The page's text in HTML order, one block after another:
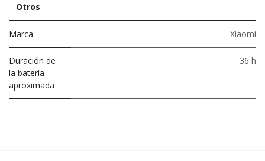
Otros
Marca Xiaomi
Duración de
la batería
aproximada
36 h